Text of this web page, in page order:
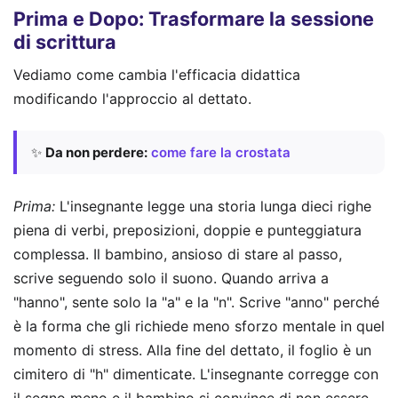
Prima e Dopo: Trasformare la sessione
di scrittura
Vediamo come cambia l'efficacia didattica
modificando l'approccio al dettato.
✨ Da non perdere: come fare la crostata
Prima: L'insegnante legge una storia lunga dieci righe
piena di verbi, preposizioni, doppie e punteggiatura
complessa. Il bambino, ansioso di stare al passo,
scrive seguendo solo il suono. Quando arriva a
"hanno", sente solo la "a" e la "n". Scrive "anno" perché
è la forma che gli richiede meno sforzo mentale in quel
momento di stress. Alla fine del dettato, il foglio è un
cimitero di "h" dimenticate. L'insegnante corregge con